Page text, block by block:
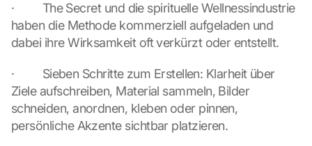
·         The Secret und die spirituelle Wellnessindustrie
haben die Methode kommerziell aufgeladen und
dabei ihre Wirksamkeit oft verkürzt oder entstellt.
·         Sieben Schritte zum Erstellen: Klarheit über
Ziele aufschreiben, Material sammeln, Bilder
schneiden, anordnen, kleben oder pinnen,
persönliche Akzente sichtbar platzieren.
t
h
l
a
d
i
n